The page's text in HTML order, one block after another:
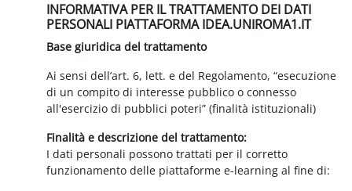
INFORMATIVA PER IL TRATTAMENTO DEI DATI
PERSONALI PIATTAFORMA IDEA.UNIROMA1.IT
Base giuridica del trattamento
Ai sensi dell’art. 6, lett. e del Regolamento, “esecuzione
di un compito di interesse pubblico o connesso
all'esercizio di pubblici poteri” (finalità istituzionali)
Finalità e descrizione del trattamento:
I dati personali possono trattati per il corretto
funzionamento delle piattaforme e-learning al fine di: